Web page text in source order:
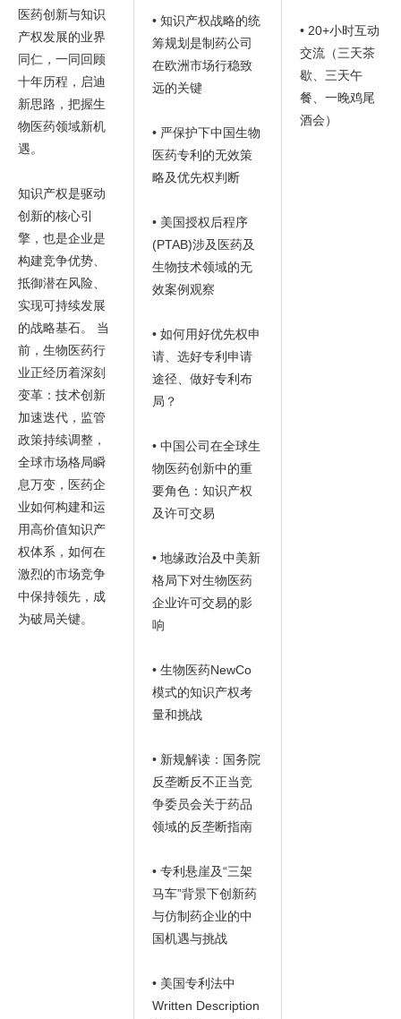
医药创新与知识
产权发展的业界
同仁，一同回顾
十年历程，启迪
新思路，把握生
物医药领域新机
遇。
知识产权是驱动
创新的核心引
擎，也是企业是
构建竞争优势、
抵御潜在风险、
实现可持续发展
的战略基石。 当
前，生物医药行
业正经历着深刻
变革：技术创新
加速迭代，监管
政策持续调整，
全球市场格局瞬
息万变，医药企
业如何构建和运
用高价值知识产
权体系，如何在
激烈的市场竞争
中保持领先，成
为破局关键。
• 知识产权战略的统
筹规划是制药公司
在欧洲市场行稳致
远的关键
• 严保护下中国生物
医药专利的无效策
略及优先权判断
• 美国授权后程序
(PTAB)涉及医药及
生物技术领域的无
效案例观察
• 如何用好优先权申
请、选好专利申请
途径、做好专利布
局？
• 中国公司在全球生
物医药创新中的重
要角色：知识产权
及许可交易
• 地缘政治及中美新
格局下对生物医药
企业许可交易的影
响
• 生物医药NewCo
模式的知识产权考
量和挑战
• 新规解读：国务院
反垄断反不正当竞
争委员会关于药品
领域的反垄断指南
• 专利悬崖及“三架
马车”背景下创新药
与仿制药企业的中
国机遇与挑战
• 美国专利法中
Written Description
• 20+小时互动
交流（三天茶
歇、三天午
餐、一晚鸡尾
酒会）